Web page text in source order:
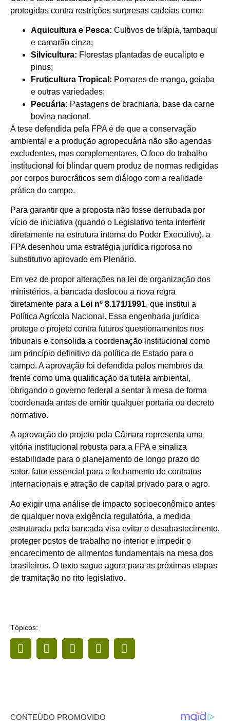
protegidas contra restrições surpresas cadeias como:
Aquicultura e Pesca: Cultivos de tilápia, tambaqui
e camarão cinza;
Silvicultura: Florestas plantadas de eucalipto e
pinus;
Fruticultura Tropical: Pomares de manga, goiaba
e outras variedades;
Pecuária: Pastagens de brachiaria, base da carne
bovina nacional.
A tese defendida pela FPA é de que a conservação
ambiental e a produção agropecuária não são agendas
excludentes, mas complementares. O foco do trabalho
institucional foi blindar quem produz de normas redigidas
por corpos burocráticos sem diálogo com a realidade
prática do campo.
Para garantir que a proposta não fosse derrubada por
vício de iniciativa (quando o Legislativo tenta interferir
diretamente na estrutura interna do Poder Executivo), a
FPA desenhou uma estratégia jurídica rigorosa no
substitutivo aprovado em Plenário.
Em vez de propor alterações na lei de organização dos
ministérios, a bancada deslocou a nova regra
diretamente para a Lei nº 8.171/1991, que institui a
Política Agrícola Nacional. Essa engenharia jurídica
protege o projeto contra futuros questionamentos nos
tribunais e consolida a coordenação institucional como
um princípio definitivo da política de Estado para o
campo. A aprovação foi defendida pelos membros da
frente como uma qualificação da tutela ambiental,
obrigando o governo federal a sentar à mesa de forma
coordenada antes de emitir qualquer portaria ou decreto
normativo.
A aprovação do projeto pela Câmara representa uma
vitória institucional robusta para a FPA e sinaliza
estabilidade para o planejamento de longo prazo do
setor, fator essencial para o fechamento de contratos
internacionais e atração de capital privado para o agro.
Ao exigir uma análise de impacto socioeconômico antes
de qualquer nova exigência regulatória, a medida
estruturada pela bancada visa evitar o desabastecimento,
proteger postos de trabalho no interior e impedir o
encarecimento de alimentos fundamentais na mesa dos
brasileiros. O texto segue agora para as próximas etapas
de tramitação no rito legislativo.
Tópicos: